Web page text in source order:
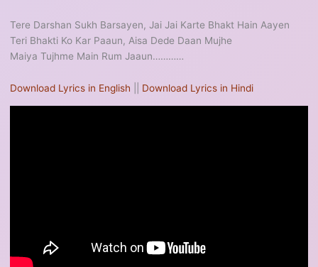
Tere Darshan Sukh Barsayen, Jai Jai Karte Bhakt Hain Aayen
Teri Bhakti Ko Kar Paaun, Aisa Dede Daan Mujhe
Maiya Tujhme Main Rum Jaaun…………
Download Lyrics in English Download Lyrics in Hindi